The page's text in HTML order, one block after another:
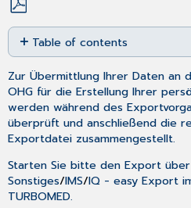
Save
as
PDF
Table of contents
-
erster
Export
Exportzeitraum
-
aktueller
Export
Auswahl
Zur Übermittlung Ihrer Daten an
OHG für die Erstellung Ihrer
werden während des
überprüft und anschließend die
Exportdatei zusammengestellt.
Starten Sie bitte den Export
Sonstiges/IMS/IQ - easy Export
TURBOMED.